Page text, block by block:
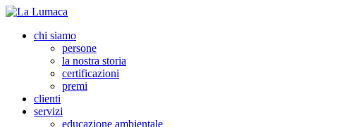
chi siamo
persone
la nostra storia
certificazioni
premi
clienti
servizi
educazione ambientale